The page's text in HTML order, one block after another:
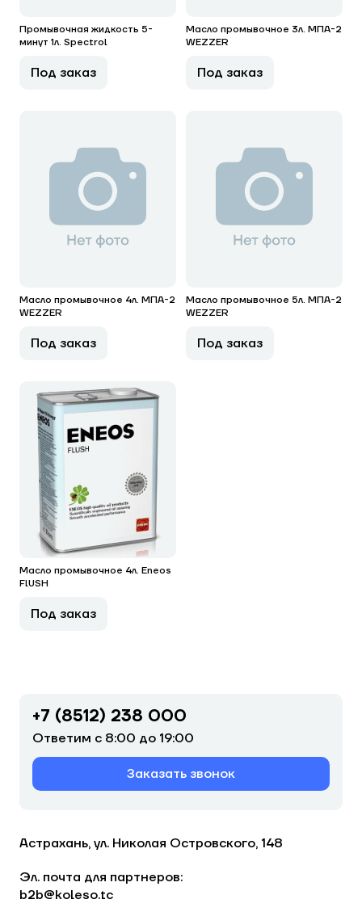
Промывочная жидкость 5-
минут 1л. Spectrol
Под заказ
Масло промывочное 3л. МПА-2
WEZZER
Под заказ
Масло промывочное 4л. МПА-2
WEZZER
Под заказ
Масло промывочное 5л. МПА-2
WEZZER
Под заказ
Масло промывочное 4л. Eneos
FlUSH
Под заказ
+7 (8512) 238 000
Ответим с 8:00 до 19:00
Заказать звонок
Астрахань, ул. Николая Островского, 148
Эл. почта для партнеров:
b2b@koleso.tc